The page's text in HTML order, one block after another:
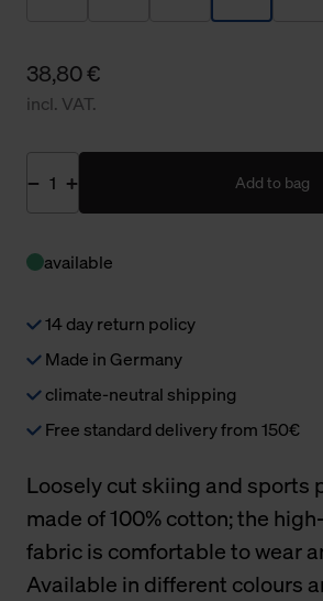
38,80 €
incl. VAT.
Add to bag
available
14 day return policy
Made in Germany
climate-neutral shipping
Free standard delivery from 150€
Loosely cut skiing and sports
made of 100% cotton; the
fabric is comfortable to wear
Available in different colours